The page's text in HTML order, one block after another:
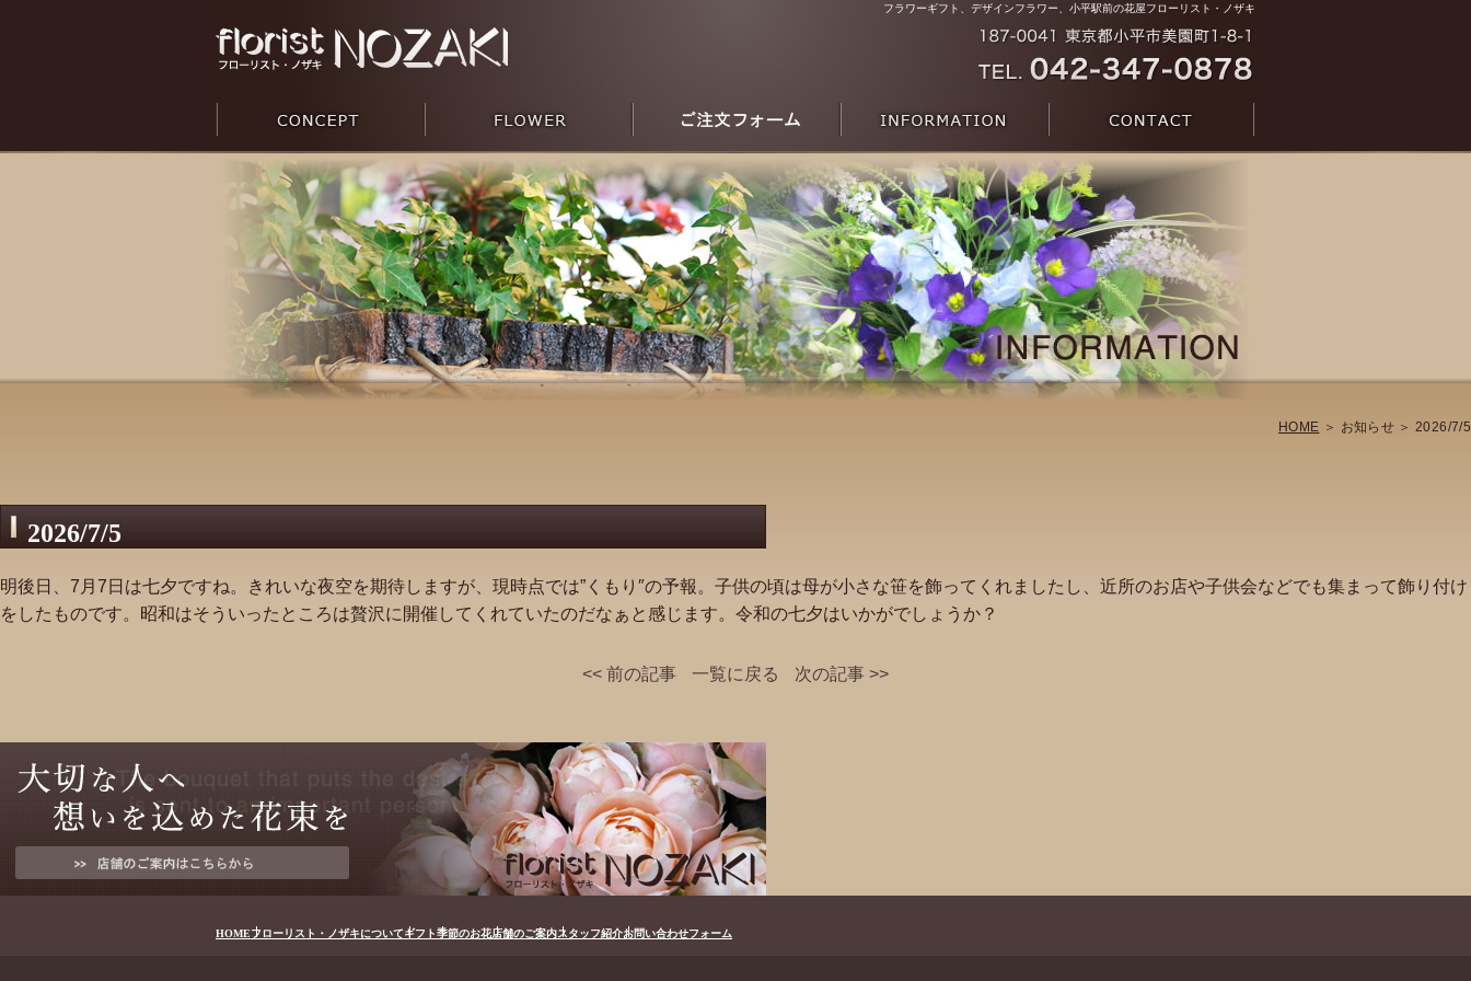
フラワーギフト、デザインフラワー、小平駅前の花屋フローリスト・ノザキ
HOME ＞ お知らせ ＞ 2026/7/5
2026/7/5
明後日、7月7日は七夕ですね。きれいな夜空を期待しますが、現時点では”くもり″の予報。子供の頃は母が小さな笹を飾ってくれましたし、近所のお店や子供会などでも集まって飾り付け
をしたものです。昭和はそういったところは贅沢に開催してくれていたのだなぁと感じます。令和の七夕はいかがでしょうか？
<< 前の記事 一覧に戻る 次の記事 >>
HOMEフローリスト・ノザキについてギフト季節のお花店舗のご案内スタッフ紹介お問い合わせフォーム